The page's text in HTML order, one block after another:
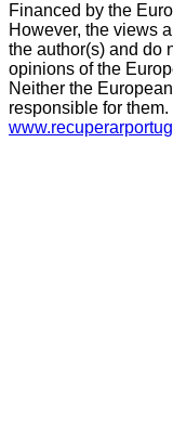
Financed by the
However, the views
the author(s) and do
opinions of the
Neither the
responsible for them.